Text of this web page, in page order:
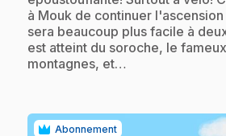
à Mouk de continuer
sera beaucoup plus facile à
est atteint du soroche, le
montagnes, et…
Abonnement